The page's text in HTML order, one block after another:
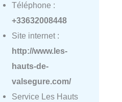
Téléphone :
+33632008448
Site internet :
http://www.les-
hauts-de-
valsegure.com/
Service Les Hauts